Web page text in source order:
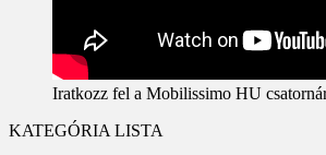
Iratkozz fel a Mobilissimo HU
KATEGÓRIA LISTA